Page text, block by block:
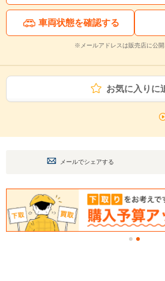
車両状態を確認する
※メールアドレスは販売店に公開
お気に入りに
メールでシェアする